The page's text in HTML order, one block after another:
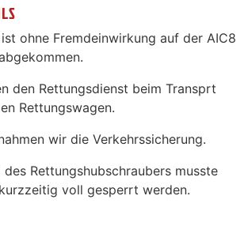
ohne Fremdeinwirkung auf der AIC8
den Rettungsdienst beim Transprt
Rettungswagen.
wir die Verkehrssicherung.
des Rettungshubschraubers musste
voll gesperrt werden.